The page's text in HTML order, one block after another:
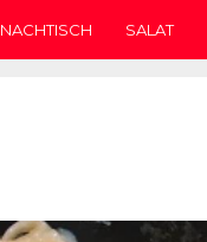
NACHTISCH SALAT